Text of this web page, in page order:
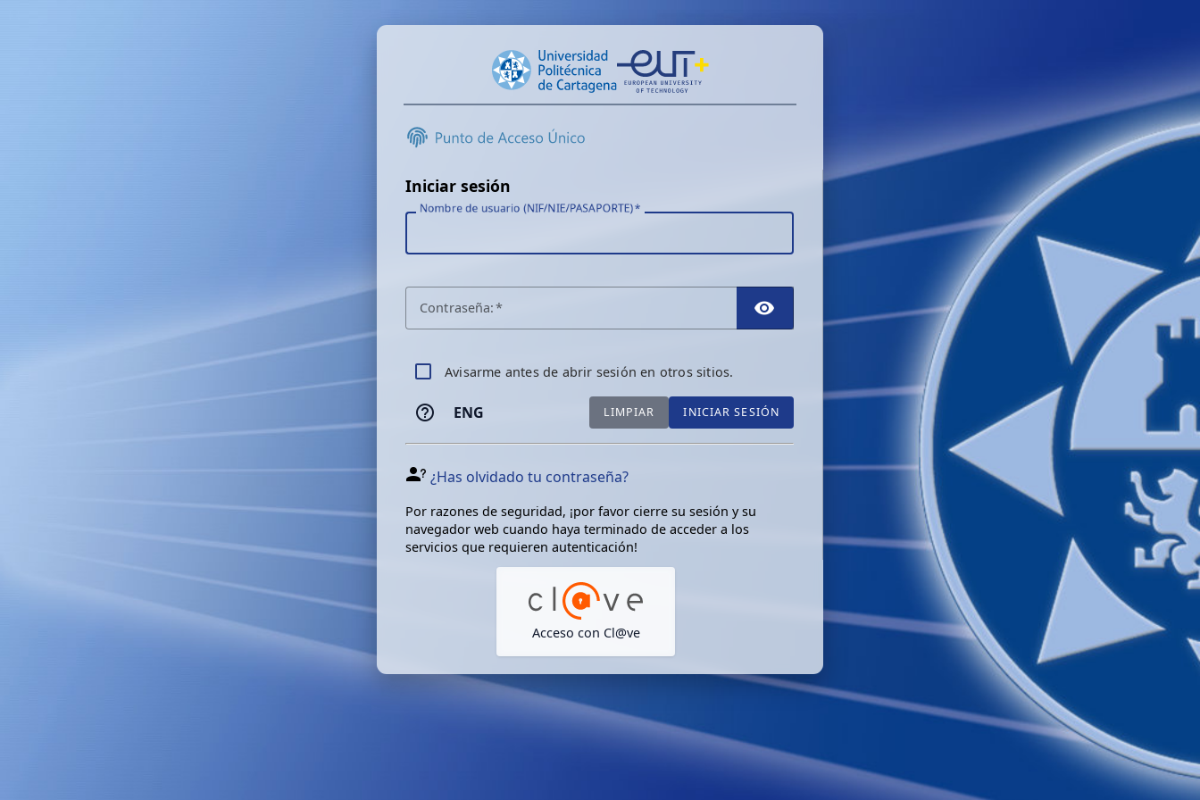
Iniciar sesión
Nombre de usuario (NIF/NIE/PASAPORTE)
Contraseña: TOGGLE PASSWORD
Avisarme antes de abrir sesión en otros sitios.
ENG LIMPIAR INICIAR SESIÓN
¿Has olvidado tu contraseña?
Por razones de seguridad, ¡por favor cierre su sesión y su
navegador web cuando haya terminado de acceder a los
servicios que requieren autenticación!